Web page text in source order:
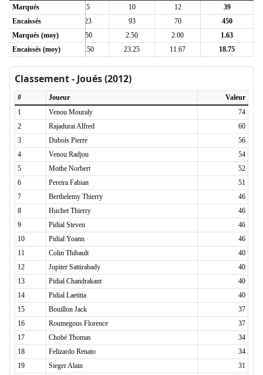
Marqués2 15 10 12
39
Encaissés
164 123 93 70
450
Marqués (moy)
0.25 2.50 2.50 2.00
1.63
Encaissés (moy)
20.50 20.50 23.25 11.67 18.75
Classement - Joués (2012)
# Joueur
Valeur
1
Venou Mouraly
74
2
Rajadurai Alfred
60
3
Dubois Pierre
56
4
Venou Radjou
54
5
Mothe Norbert
52
6
Pereira Fabian
51
7
Berthelemy Thierry
46
8
Huchet Thierry
46
9
Pidial Steven
46
10
Pidial Yoann
46
11
Colin Thibault
40
12
Jupiter Sattirabady
40
13
Pidial Chandrakant
40
14
Pidial Laetitia
40
15
Bouillon Jack
37
16
Roumegous Florence
37
17
Chobé Thomas
34
18
Felizardo Renato
34
19
Sieger Alain
31